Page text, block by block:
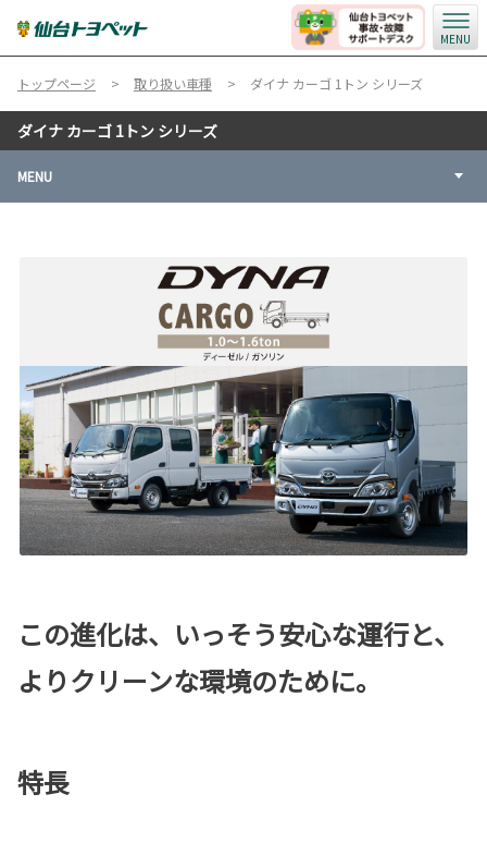
MENU
トップページ 取り扱い車種 ダイナ カーゴ 1トン シリーズ
ダイナ カーゴ 1トン シリーズ
MENU
この進化は、いっそう安心な運行と、
よりクリーンな環境のために。
特長